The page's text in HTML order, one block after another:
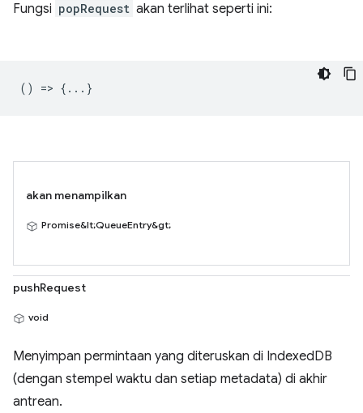
Fungsi popRequest akan terlihat seperti ini:
() => {...}
akan menampilkan
Promise&lt;QueueEntry&gt;
pushRequest
void
Menyimpan permintaan yang diteruskan di IndexedDB
(dengan stempel waktu dan setiap metadata) di akhir
antrean.